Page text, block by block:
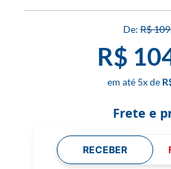
R$
R$
5x
Frete e
RECEBER